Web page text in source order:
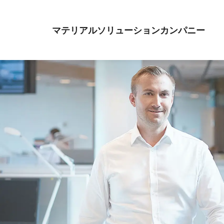
マテリアルソリューションカンパニー